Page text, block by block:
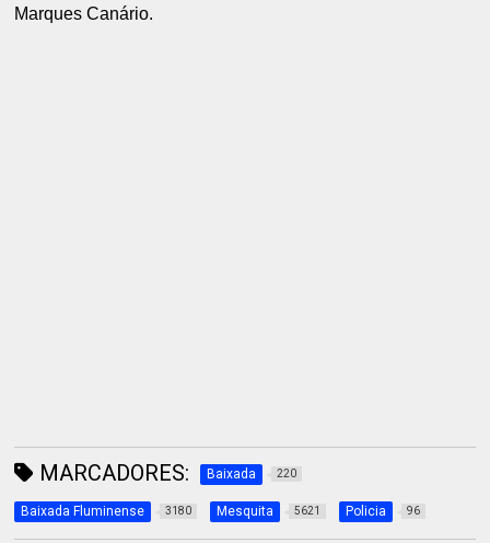
Marques Canário.
MARCADORES: Baixada 220
Baixada Fluminense 3180 Mesquita 5621 Policia 96